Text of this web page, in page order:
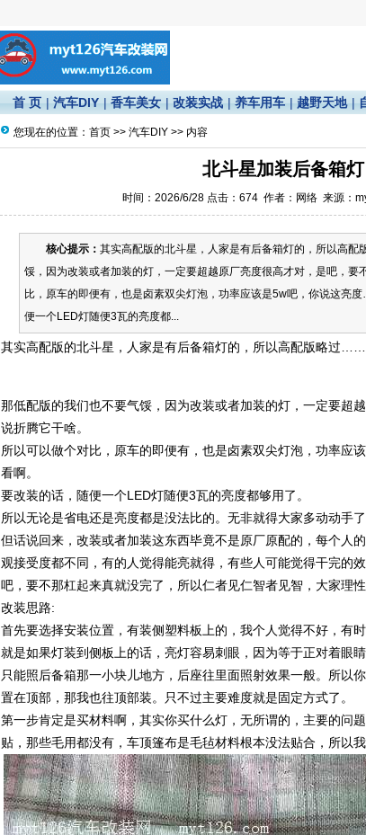
首 页 |汽车DIY |香车美女 |改装实战 |养车用车 |越野天地 |
您现在的位置： 首页 >> 汽车DIY >> 内容
北斗星加装后备箱灯
时间：2026/6/28 点击： 674作者：网络 来源：
核心提示： 其实高配版的北斗星，人家是有后备箱灯的，所以高
馁，因为改装或者加装的灯，一定要超越原厂亮度很高才对，是吧，要
比，原车的即便有，也是卤素双尖灯泡，功率应该是5w吧，你说这亮
便一个LED灯随便3瓦的亮度都...
其实高配版的北斗星，人家是有后备箱灯的，所以高配版略过……
那低配版的我们也不要气馁，因为改装或者加装的灯，一定要超
说折腾它干啥。
所以可以做个对比，原车的即便有，也是卤素双尖灯泡，功率
看啊。
要改装的话，随便一个LED灯随便3瓦的亮度都够用了。
所以无论是省电还是亮度都是没法比的。无非就得大家多动动手了
但话说回来，改装或者加装这东西毕竟不是原厂原配的，每个人
观接受度都不同，有的人觉得能亮就得，有些人可能觉得干完的
吧，要不那杠起来真就没完了，所以仁者见仁智者见智，大家理
改装思路:
首先要选择安装位置，有装侧塑料板上的，我个人觉得不好，有
就是如果灯装到侧板上的话，亮灯容易刺眼，因为等于正对着眼
只能照后备箱那一小块儿地方，后座往里面照射效果一般。所以
置在顶部，那我也往顶部装。只不过主要难度就是固定方式了。
第一步肯定是买材料啊，其实你买什么灯，无所谓的，主要的问
贴，那些毛用都没有，车顶篷布是毛毡材料根本没法贴合，所以我